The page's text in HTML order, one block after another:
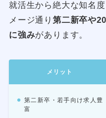
就活生から絶大な知名
メージ通り 第二新卒や
に強みがあります。
メリット
第二新卒・若手向け求人豊
富